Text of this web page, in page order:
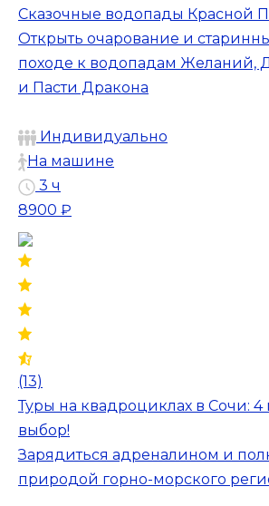
Сказочные водопады Красной
Открыть очарование и
походе к водопадам Желаний,
и Пасти Дракона
Индивидуально
На машине
3 ч
8900 ₽
(13)
Туры на квадроциклах в Сочи: 4
выбор!
Зарядиться адреналином и
природой горно-морского